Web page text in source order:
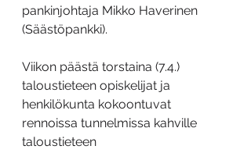
pankinjohtaja Mikko Haverinen
(Säästöpankki).
Viikon päästä torstaina (7.4.)
taloustieteen opiskelijat ja
henkilökunta kokoontuvat
rennoissa tunnelmissa kahville
taloustieteen